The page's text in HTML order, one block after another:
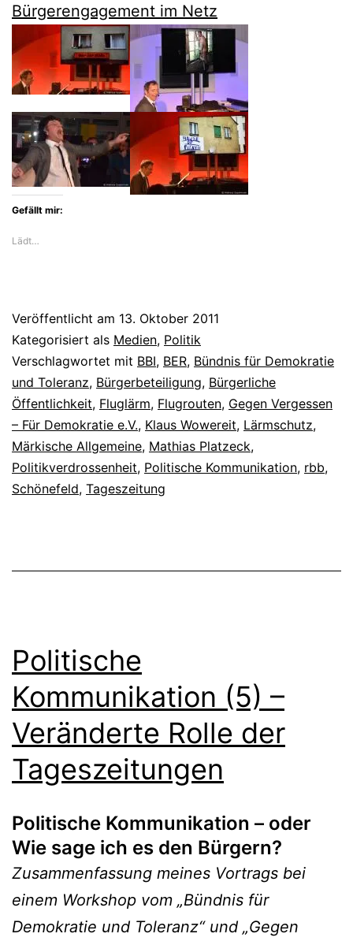
Bürgerengagement im Netz
Gefällt mir:
Lädt…
Veröffentlicht am 13. Oktober 2011
Kategorisiert als Medien, Politik
Verschlagwortet mit BBI, BER, Bündnis für Demokratie
und Toleranz, Bürgerbeteiligung, Bürgerliche
Öffentlichkeit, Fluglärm, Flugrouten, Gegen Vergessen
– Für Demokratie e.V., Klaus Wowereit, Lärmschutz,
Märkische Allgemeine, Mathias Platzeck,
Politikverdrossenheit, Politische Kommunikation, rbb,
Schönefeld, Tageszeitung
Politische
Kommunikation (5) –
Veränderte Rolle der
Tageszeitungen
Politische Kommunikation – oder
Wie sage ich es den Bürgern?
Zusammenfassung meines Vortrags bei
einem Workshop vom „Bündnis für
Demokratie und Toleranz“ und „Gegen